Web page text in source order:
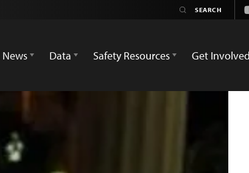
News
Data Safety Resources Get Involved